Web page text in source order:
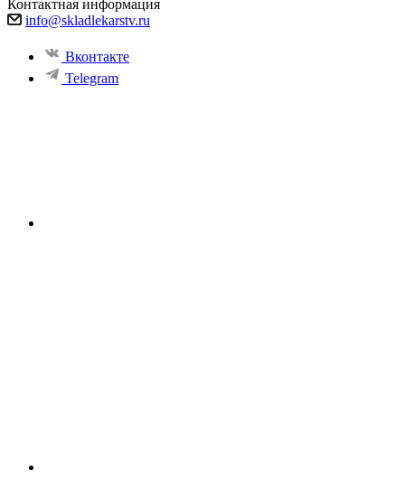
Контактная информация
info@skladlekarstv.ru
Вконтакте
Telegram